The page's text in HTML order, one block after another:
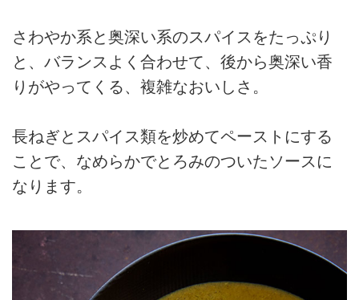
さわやか系と奥深い系のスパイスをたっぷり
と、バランスよく合わせて、後から奥深い香
りがやってくる、複雑なおいしさ。
長ねぎとスパイス類を炒めてペーストにする
ことで、なめらかでとろみのついたソースに
なります。